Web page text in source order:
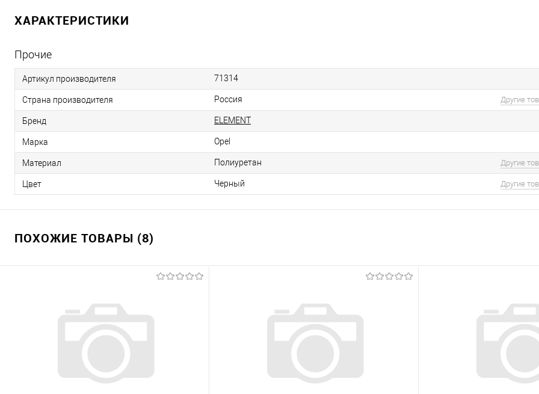
ХАРАКТЕРИСТИКИ
Прочие
Артикул производителя 71314
Страна производителя Россия Другие
Бренд ELEMENT
Марка Opel
Материал Полиуретан Другие
Цвет Черный Другие
ПОХОЖИЕ ТОВАРЫ (8)